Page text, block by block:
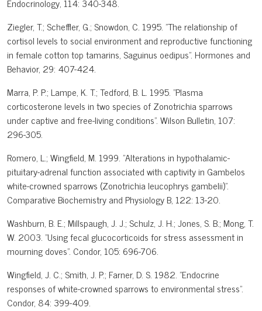
Endocrinology, 114: 340-348.
Ziegler, T.; Scheffler, G.; Snowdon, C. 1995. "The relationship of
cortisol levels to social environment and reproductive functioning
in female cotton top tamarins, Saguinus oedipus". Hormones and
Behavior, 29: 407-424.
Marra, P. P.; Lampe, K. T.; Tedford, B. L. 1995. "Plasma
corticosterone levels in two species of Zonotrichia sparrows
under captive and free-living conditions". Wilson Bulletin, 107:
296-305.
Romero, L.; Wingfield, M. 1999. "Alterations in hypothalamic-
pituitary-adrenal function associated with captivity in Gambelos
white-crowned sparrows (Zonotrichia leucophrys gambelii)".
Comparative Biochemistry and Physiology B, 122: 13-20.
Washburn, B. E.; Millspaugh, J. J.; Schulz, J. H.; Jones, S. B.; Mong, T.
W. 2003. "Using fecal glucocorticoids for stress assessment in
mourning doves". Condor, 105: 696-706.
Wingfield, J. C.; Smith, J. P.; Farner, D. S. 1982. "Endocrine
responses of white-crowned sparrows to environmental stress".
Condor, 84: 399-409.